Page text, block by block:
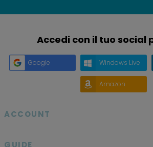
Accedi con il tuo social
Google Windows Live
Amazon
ACCOUNT
GUIDE